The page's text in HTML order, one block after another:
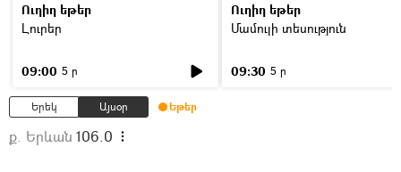
Ուղիղ եթեր
Լուրեր
09:00 5 ր
Ուղիղ եթեր
Մամուլի տեսություն
09:30 5 ր
Երեկ Այսօր Եթեր
ք. Երևան 106.0